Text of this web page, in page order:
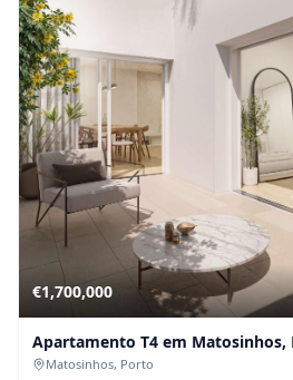
€1,700,000
Apartamento T4 em Matosinhos,
(Fração E)
Matosinhos, Porto